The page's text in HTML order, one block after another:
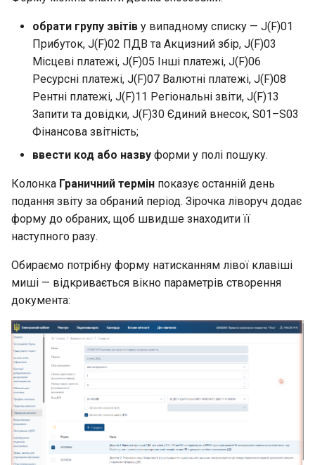
обрати групу звітів у випадному списку — J(F)01
Прибуток, J(F)02 ПДВ та Акцизний збір, J(F)03
Місцеві платежі, J(F)05 Інші платежі, J(F)06
Ресурсні платежі, J(F)07 Валютні платежі, J(F)08
Рентні платежі, J(F)11 Регіональні звіти, J(F)13
Запити та довідки, J(F)30 Єдиний внесок, S01–S03
Фінансова звітність;
ввести код або назву форми у полі пошуку.
Колонка Граничний термін показує останній день
подання звіту за обраний період. Зірочка ліворуч додає
форму до обраних, щоб швидше знаходити її
наступного разу.
Обираємо потрібну форму натисканням лівої клавіші
миші — відкривається вікно параметрів створення
документа: